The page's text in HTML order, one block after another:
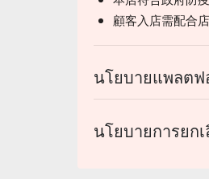
顧客入店需配合
นโยบายแพลตฟ
นโยบายการยก